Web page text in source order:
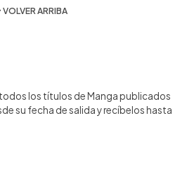
VOLVER ARRIBA
los títulos de Manga publicados
su fecha de salida y recíbelos hasta